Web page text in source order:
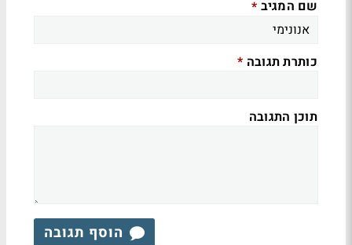
שם המגיב *
כותרת תגובה *
תוכן התגובה
הוסף תגובה